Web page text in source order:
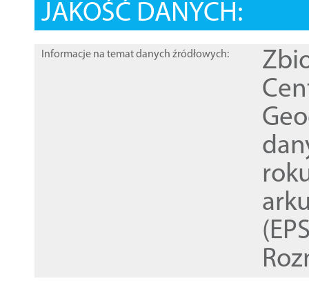
JAKOŚĆ DANYCH:
Informacje na temat danych źródłowych: